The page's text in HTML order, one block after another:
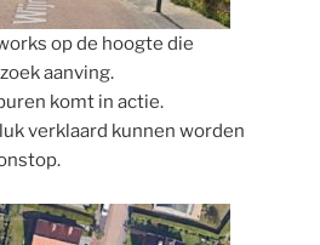
op de hoogte die
aanving.
komt in actie.
verklaard kunnen worden